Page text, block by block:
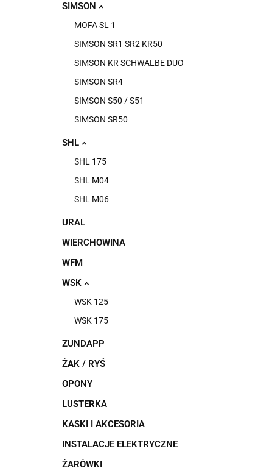
SIMSON
MOFA SL 1
SIMSON SR1 SR2 KR50
SIMSON KR SCHWALBE DUO
SIMSON SR4
SIMSON S50 / S51
SIMSON SR50
SHL
SHL 175
SHL M04
SHL M06
URAL
WIERCHOWINA
WFM
WSK
WSK 125
WSK 175
ZUNDAPP
ŻAK / RYŚ
OPONY
LUSTERKA
KASKI I AKCESORIA
INSTALACJE ELEKTRYCZNE
ŻARÓWKI